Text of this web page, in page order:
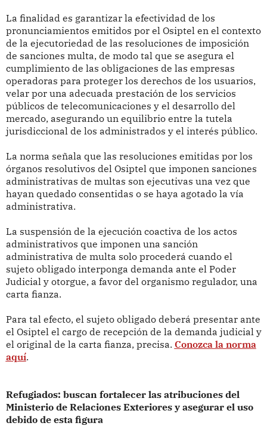
La finalidad es garantizar la efectividad de los
pronunciamientos emitidos por el Osiptel en el contexto
de la ejecutoriedad de las resoluciones de imposición
de sanciones multa, de modo tal que se asegura el
cumplimiento de las obligaciones de las empresas
operadoras para proteger los derechos de los usuarios,
velar por una adecuada prestación de los servicios
públicos de telecomunicaciones y el desarrollo del
mercado, asegurando un equilibrio entre la tutela
jurisdiccional de los administrados y el interés público.
La norma señala que las resoluciones emitidas por los
órganos resolutivos del Osiptel que imponen sanciones
administrativas de multas son ejecutivas una vez que
hayan quedado consentidas o se haya agotado la vía
administrativa.
La suspensión de la ejecución coactiva de los actos
administrativos que imponen una sanción
administrativa de multa solo procederá cuando el
sujeto obligado interponga demanda ante el Poder
Judicial y otorgue, a favor del organismo regulador, una
carta fianza.
Para tal efecto, el sujeto obligado deberá presentar ante
el Osiptel el cargo de recepción de la demanda judicial y
el original de la carta fianza, precisa. Conozca la norma
aquí.
Refugiados: buscan fortalecer las atribuciones del
Ministerio de Relaciones Exteriores y asegurar el uso
debido de esta figura